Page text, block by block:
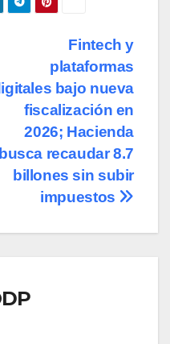
Fintech y
plataformas
bajo nueva
fiscalización en
2026; Hacienda
busca recaudar 8.7
billones sin subir
impuestos